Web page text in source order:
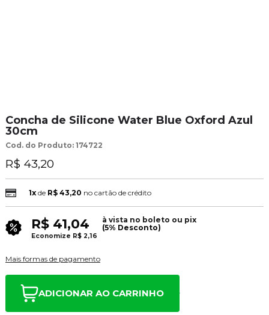
Concha de Silicone Water Blue Oxford Azul
30cm
Cod. do Produto: 174722
R$ 43,20
1xde R$ 43,20 no cartão de crédito
R$ 41,04
à vista no boleto ou pix
(5% Desconto)
Economize R$ 2,16
Mais formas de pagamento
ADICIONAR AO CARRINHO